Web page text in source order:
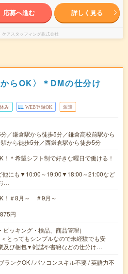
応募へ進む 詳しく見る
ケアスタッフィング株式会社
らOK〉＊DMの仕分け
み WEB登録OK 派遣
／鎌倉駅から徒歩5分／鎌倉高校前駅から
から徒歩5分／西鎌倉駅から徒歩5分
！＊希望シフト制で好きな曜日で働ける！
他にも▼10:00～19:00▼18:00～21:00など
…
！＃8月～ ＃9月～
円
ッキング・検品、商品管理）
とってもシンプルなので未経験でも安
及び梱包▼雑誌や書籍などの仕分け…
ランクOK / パソコンスキル不要 / 英語力不